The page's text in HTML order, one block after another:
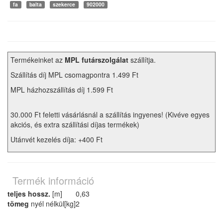
fa
balta szekerce 902000
Termékeinket az MPL futárszolgálat szállítja.
Szállítás díj MPL csomagpontra 1.499 Ft
MPL házhozszállítás díj 1.599 Ft
30.000 Ft feletti vásárlásnál a szállítás ingyenes! (Kivéve egyes
akciós, és extra szállítási díjas termékek)
Utánvét kezelés díja: +400 Ft
Termék információ
teljes hossz. [m]
0,63
tömeg nyél nélkül[kg]2